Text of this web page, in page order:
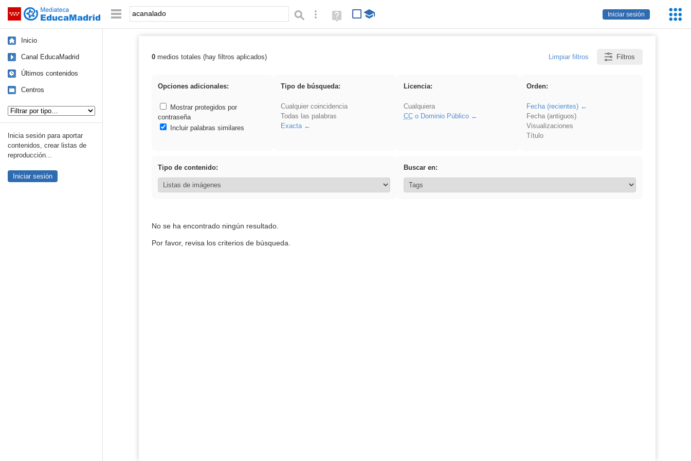
Saltar navegación
Iniciar sesión
Palabra o frase: Búsqueda avanzada
Ayuda
(en
Inicio
Canal EducaMadrid
Últimos contenidos
Centros
Inicia sesión para aportar
contenidos, crear listas de
reproducción...
Iniciar sesión
Resultados de: acanalado
0medios totales (hay filtros aplicados) Limpiar filtros Filtros
Opciones adicionales:
Mostrar protegidos por
contraseña
Incluir palabras similares
Tipo de búsqueda:
Cualquier coincidencia
Todas las palabras
Exacta
Licencia:
Cualquiera
CCo Dominio Público
Orden:
Fecha (recientes)
Fecha (antiguos)
Visualizaciones
Título
Tipo de contenido: Buscar en:
No se ha encontrado ningún resultado.
Por favor, revisa los criterios de búsqueda.